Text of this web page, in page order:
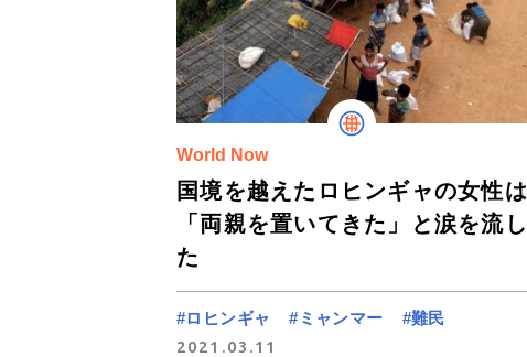
World Now
国境を越えたロヒンギャの女性は
「両親を置いてきた」と涙を流し
た
#ロヒンギャ #ミャンマー
#難民
2021.03.11